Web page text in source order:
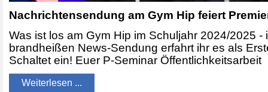
Nachrichtensendung amGym Hip feiert
Was ist los am Gym Hip im Schuljahr 2024/2025 -
brandheißen News-Sendung erfahrt ihr es als
Schaltet ein! Euer P-Seminar Öffentlichkeitsarbeit
Weiterlesen ...